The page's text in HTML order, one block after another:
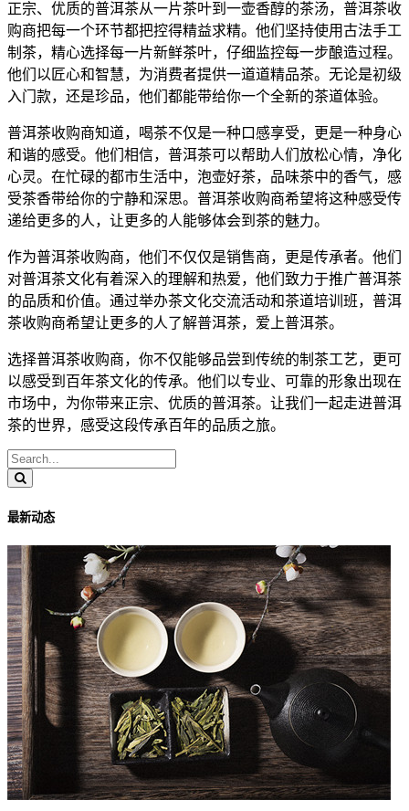
正宗、优质的普洱茶从一片茶叶到一壶香醇的茶汤，普洱茶收
购商把每一个环节都把控得精益求精。他们坚持使用古法手工
制茶，精心选择每一片新鲜茶叶，仔细监控每一步酿造过程。
他们以匠心和智慧，为消费者提供一道道精品茶。无论是初级
入门款，还是珍品，他们都能带给你一个全新的茶道体验。
普洱茶收购商知道，喝茶不仅是一种口感享受，更是一种身心
和谐的感受。他们相信，普洱茶可以帮助人们放松心情，净化
心灵。在忙碌的都市生活中，泡壶好茶，品味茶中的香气，感
受茶香带给你的宁静和深思。普洱茶收购商希望将这种感受传
递给更多的人，让更多的人能够体会到茶的魅力。
作为普洱茶收购商，他们不仅仅是销售商，更是传承者。他们
对普洱茶文化有着深入的理解和热爱，他们致力于推广普洱茶
的品质和价值。通过举办茶文化交流活动和茶道培训班，普洱
茶收购商希望让更多的人了解普洱茶，爱上普洱茶。
选择普洱茶收购商，你不仅能够品尝到传统的制茶工艺，更可
以感受到百年茶文化的传承。他们以专业、可靠的形象出现在
市场中，为你带来正宗、优质的普洱茶。让我们一起走进普洱
茶的世界，感受这段传承百年的品质之旅。
最新动态